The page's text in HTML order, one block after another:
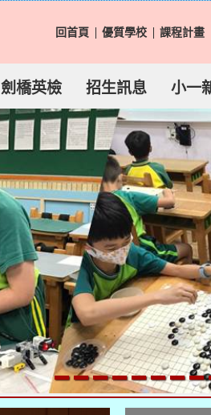
回首頁 優質學校 課程計畫
劍橋英檢 招生訊息 小一